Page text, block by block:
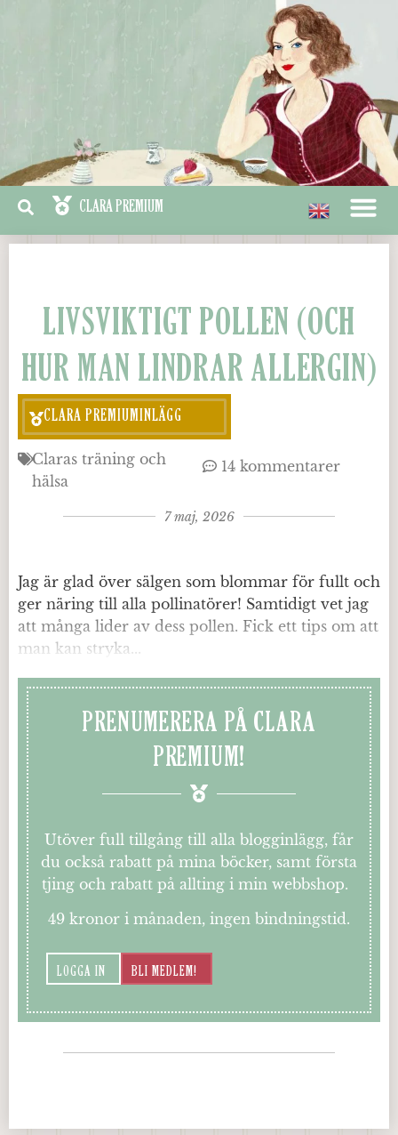
LIVSVIKTIGT POLLEN (OCH
HUR MAN LINDRAR ALLERGIN)
CLARA PREMIUMINLÄGG
Claras träning och
hälsa
14 kommentarer
7 maj, 2026
Jag är glad över sälgen som blommar för fullt och
ger näring till alla pollinatörer! Samtidigt vet jag
att många lider av dess pollen. Fick ett tips om att
man kan stryka...
PRENUMERERA PÅ CLARA
PREMIUM!
Utöver full tillgång till alla blogginlägg, får
du också rabatt på mina böcker, samt första
tjing och rabatt på allting i min webbshop.
49 kronor i månaden, ingen bindningstid.
LOGGA IN BLI MEDLEM!